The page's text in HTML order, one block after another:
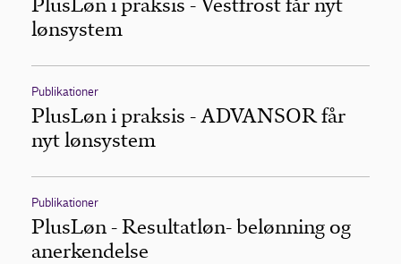
lønsystem
Publikationer
PlusLøn i praksis - ADVANSOR får
nyt lønsystem
Publikationer
PlusLøn - Resultatløn - belønning og
anerkendelse